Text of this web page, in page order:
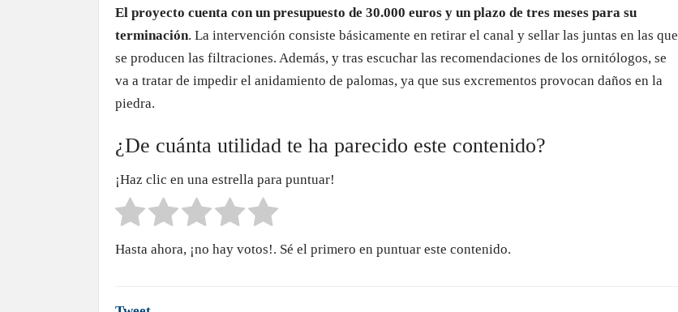
El proyecto cuenta con un presupuesto de 30.000 euros y un plazo de tres meses para su
terminación. La intervención consiste básicamente en retirar el canal y sellar las juntas en las que
se producen las filtraciones. Además, y tras escuchar las recomendaciones de los ornitólogos, se
va a tratar de impedir el anidamiento de palomas, ya que sus excrementos provocan daños en la
piedra.
¿De cuánta utilidad te ha parecido este contenido?
¡Haz clic en una estrella para puntuar!
Hasta ahora, ¡no hay votos!. Sé el primero en puntuar este contenido.